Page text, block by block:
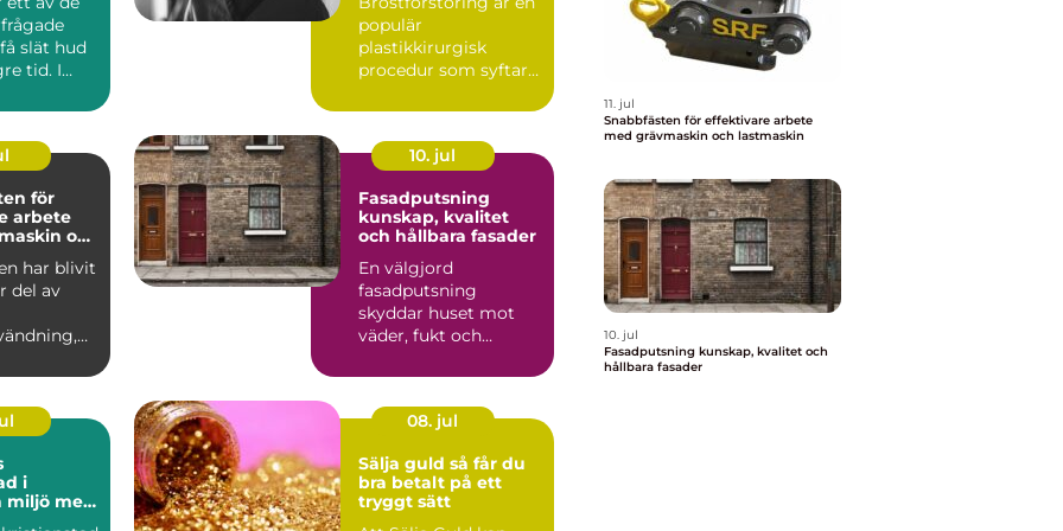
slät hud
tid. I
populär
plastikkirurgisk
procedur som syftar
för
arbete
och
har blivit
del av
10. jul
Fasadputsning
kunskap, kvalitet
och hållbara fasader
En välgjord
fasadputsning
skyddar huset mot
väder, fukt och
som byggnaden får
ett...
i
miljö med
08. jul
Sälja guld så får du
bra betalt på ett
tryggt sätt
11. jul
Snabbfästen för effektivare arbete
med grävmaskin och lastmaskin
10. jul
Fasadputsning kunskap, kvalitet och
hållbara fasader